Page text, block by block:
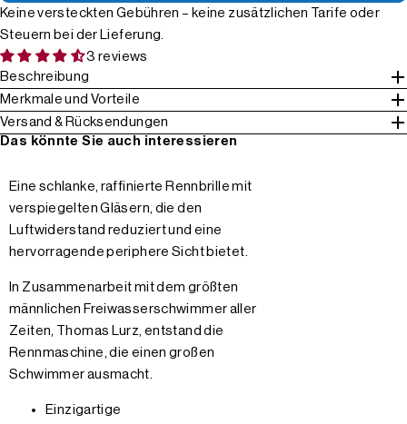
Keine versteckten Gebühren – keine zusätzlichen Tarife oder
Steuern bei der Lieferung.
3 reviews
Beschreibung
Merkmale und Vorteile
Versand & Rücksendungen
Das könnte Sie auch interessieren
Eine schlanke, raffinierte Rennbrille mit
verspiegelten Gläsern, die den
Luftwiderstand reduziert und eine
hervorragende periphere Sicht bietet.
In Zusammenarbeit mit dem größten
männlichen Freiwasserschwimmer aller
Zeiten, Thomas Lurz, entstand die
Rennmaschine, die einen großen
Schwimmer ausmacht.
Einzigartige